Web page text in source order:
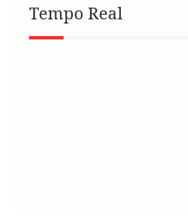
Tempo Real